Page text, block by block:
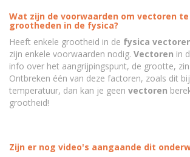
Wat zijn de voorwaarden om vectoren
grootheden in de fysica?
Heeft enkele grootheid in de fysica
zijn enkele voorwaarden nodig. Vectoren in
info over het aangrijpingspunt, de grootte,
Ontbreken één van deze factoren, zoals dit
temperatuur, dan kan je geen vectoren
grootheid!
Zijn er nog video's aangaande dit